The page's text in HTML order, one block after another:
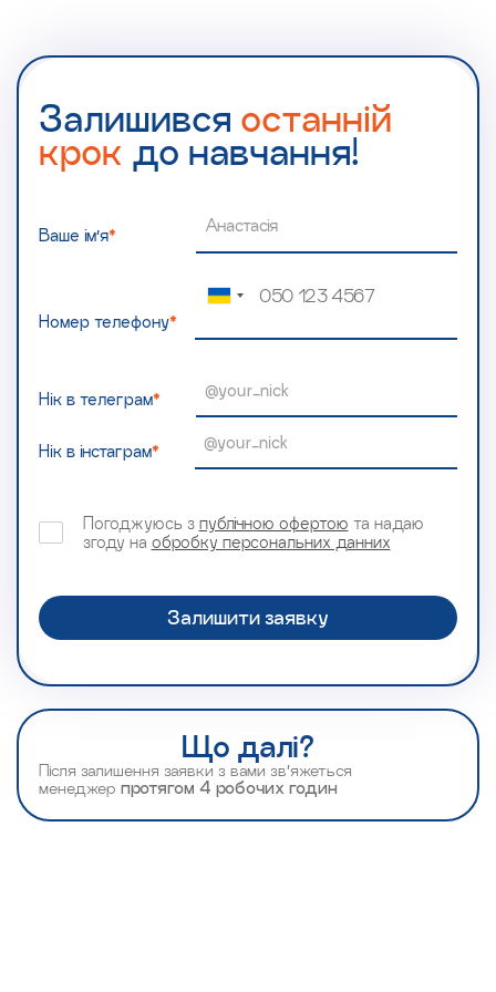
Залишився останній
крок до навчання!
Ваше ім’я*
Номер телефону*
Нік в телеграм*
Нік в інстаграм*
Погоджуюсь з публічною офертою та надаю
згоду на обробку персональних данних
Що далі?
Після залишення заявки з вами зв’яжеться
менеджер протягом 4 робочих годин